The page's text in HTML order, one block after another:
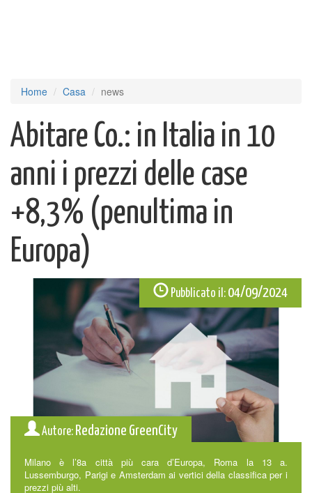
Home Casa news
Abitare Co.: in Italia in 10
anni i prezzi delle case
+8,3% (penultima in
Europa)
Pubblicato il: 04/09/2024
Autore: Redazione GreenCity
Milano è l’8a città più cara d’Europa, Roma la 13 a.
Lussemburgo, Parigi e Amsterdam ai vertici della classifica per i
prezzi più alti.